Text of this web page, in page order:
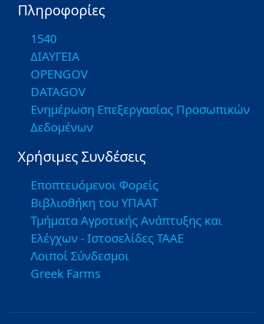
Πληροφορίες
1540
ΔΙΑΥΓΕΙΑ
OPENGOV
DATAGOV
Ενημέρωση Επεξεργασίας Προσωπικών
Δεδομένων
Χρήσιμες Συνδέσεις
Εποπτευόμενοι Φορείς
Βιβλιοθήκη του ΥΠΑΑΤ
Τμήματα Αγροτικής Ανάπτυξης και
Ελέγχων - Ιστοσελίδες ΤΑΑΕ
Λοιποί Σύνδεσμοι
Greek Farms